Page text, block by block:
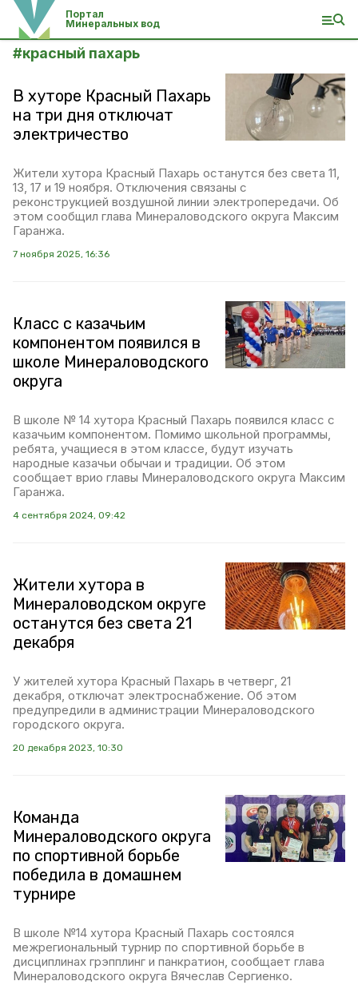
Портал
Минеральных вод
#красный пахарь
В хуторе Красный Пахарь
на три дня отключат
электричество
Жители хутора Красный Пахарь останутся без света 11,
13, 17 и 19 ноября. Отключения связаны с
реконструкцией воздушной линии электропередачи. Об
этом сообщил глава Минераловодского округа Максим
Гаранжа.
7 ноября 2025, 16:36
Класс с казачьим
компонентом появился в
школе Минераловодского
округа
В школе № 14 хутора Красный Пахарь появился класс с
казачьим компонентом. Помимо школьной программы,
ребята, учащиеся в этом классе, будут изучать
народные казачьи обычаи и традиции. Об этом
сообщает врио главы Минераловодского округа Максим
Гаранжа.
4 сентября 2024, 09:42
Жители хутора в
Минераловодском округе
останутся без света 21
декабря
У жителей хутора Красный Пахарь в четверг, 21
декабря, отключат электроснабжение. Об этом
предупредили в администрации Минераловодского
городского округа.
20 декабря 2023, 10:30
Команда
Минераловодского округа
по спортивной борьбе
победила в домашнем
турнире
В школе №14 хутора Красный Пахарь состоялся
межрегиональный турнир по спортивной борьбе в
дисциплинах грэпплинг и панкратион, сообщает глава
Минераловодского округа Вячеслав Сергиенко.